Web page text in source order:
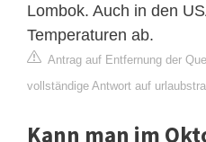
Lombok. Auch in den
Temperaturen ab.
Antrag auf Entfernung der
vollständige Antwort auf
Kann man im